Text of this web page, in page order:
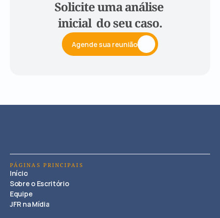
Solicite uma análise
inicial  do seu caso.
Agende sua reunião
PÁGINAS PRINCIPAIS
Início
Sobre o Escritório
Equipe
JFR na Mídia